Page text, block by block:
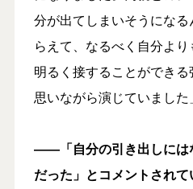
分が出てしまいそうにな
らえて、なるべく自分よ
明るく接することができ
思いながら演じていました
――「自分の引き出しには
だった」とコメントされ